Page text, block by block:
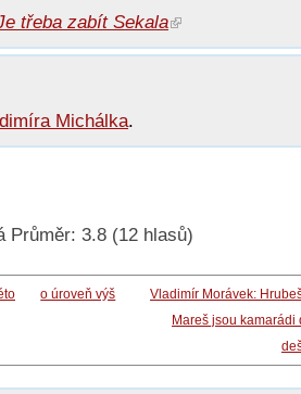
třeba zabít Sekala
Michálka.
Průměr: 3.8 (12 hlasů)
o úroveň výš
Vladimír Morávek:
Mareš jsou kamarádi